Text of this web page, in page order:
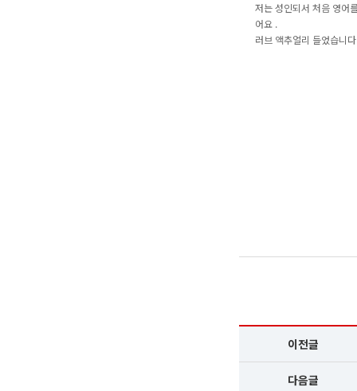
저는 성인되서 처음 영어
어요 .
러브 액추얼리 들었습니
이전글
다음글